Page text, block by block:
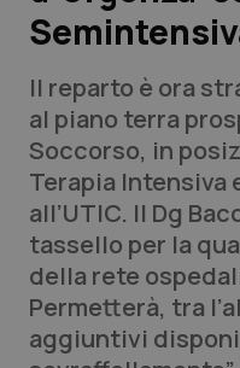
Studi e Analisi
Lettere al direttore
Edizioni Regionali
QS Pro
Professionisti
Abruzzo
QS Pro Gold
Il reparto è ora
al piano terra
Soccorso, in
Terapia Intensiva
all’UTIC. Il Dg
tassello per la
della rete
Permetterà, tra
aggiuntivi